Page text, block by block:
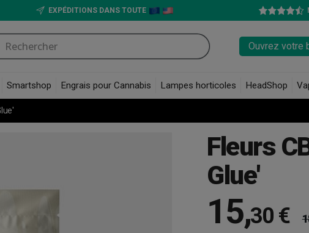
EXPÉDITIONS DANS TOUTE
Ouvrez votre
Smartshop Engrais pour Cannabis Lampes horticoles HeadShop
Fleurs
Glue'
15,30 €